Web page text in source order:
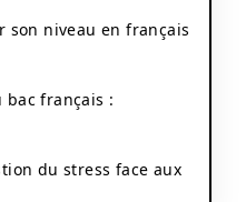
son niveau en français
français :
du stress face aux